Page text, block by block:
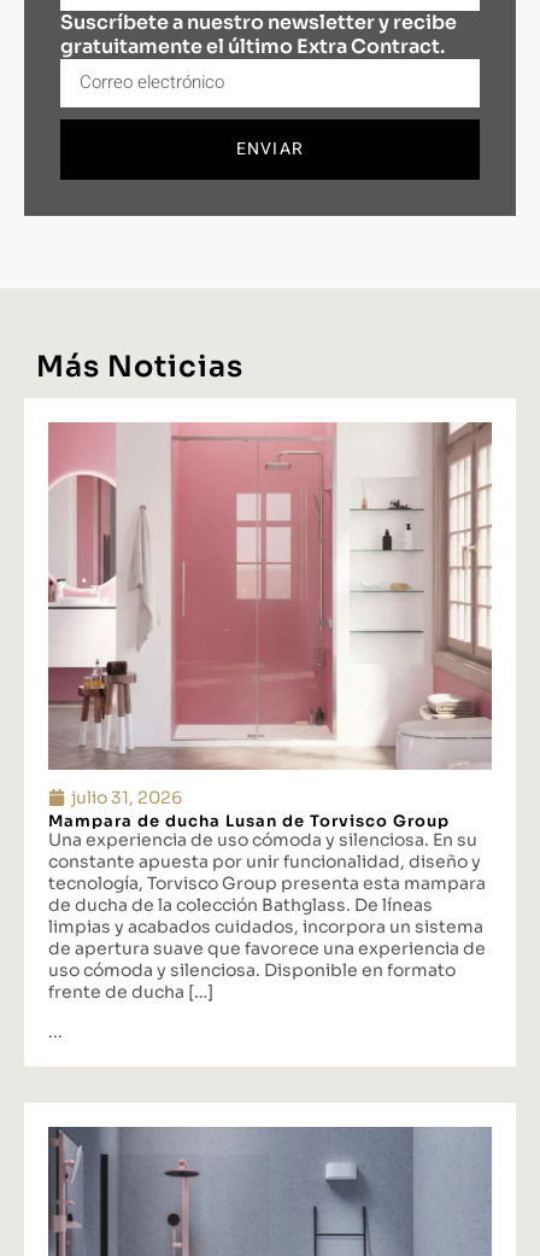
Suscríbete a nuestro newsletter y recibe
gratuitamente el último Extra Contract.
ENVIAR
Más Noticias
julio 31, 2026
Mampara de ducha Lusan de Torvisco Group
Una experiencia de uso cómoda y silenciosa. En su
constante apuesta por unir funcionalidad, diseño y
tecnología, Torvisco Group presenta esta mampara
de ducha de la colección Bathglass. De líneas
limpias y acabados cuidados, incorpora un sistema
de apertura suave que favorece una experiencia de
uso cómoda y silenciosa. Disponible en formato
frente de ducha […]
...